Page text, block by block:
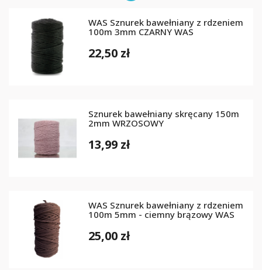
WAS Sznurek bawełniany z rdzeniem
100m 3mm CZARNY WAS
22,50 zł
Sznurek bawełniany skręcany 150m
2mm WRZOSOWY
13,99 zł
WAS Sznurek bawełniany z rdzeniem
100m 5mm - ciemny brązowy WAS
25,00 zł